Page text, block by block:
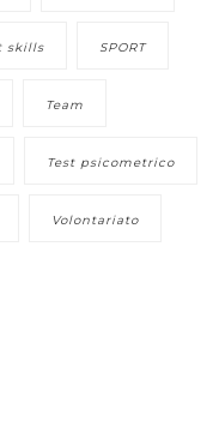
skills SPORT
Team
Test psicometrico
Volontariato